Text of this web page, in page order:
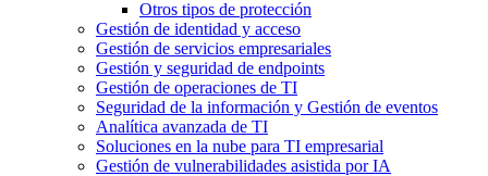
Otros tipos de protección
Gestión de identidad y acceso
Gestión de servicios empresariales
Gestión y seguridad de endpoints
Gestión de operaciones de TI
Seguridad de la información y Gestión de eventos
Analítica avanzada de TI
Soluciones en la nube para TI empresarial
Gestión de vulnerabilidades asistida por IA